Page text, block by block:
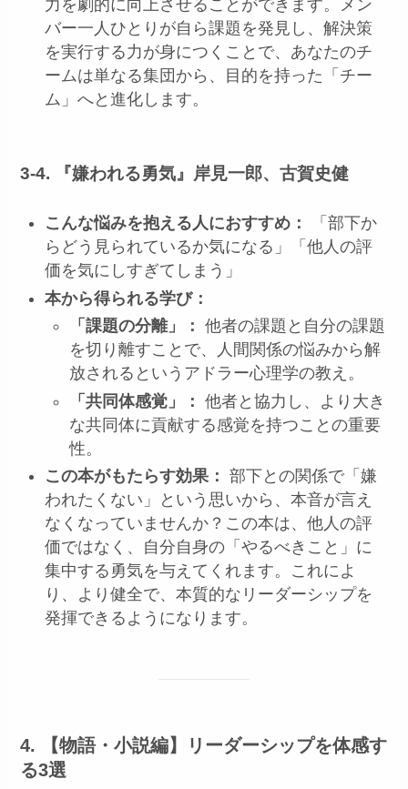
力を劇的に向上させることができます。メン
バー一人ひとりが自ら課題を発見し、解決策
を実行する力が身につくことで、あなたのチ
ームは単なる集団から、目的を持った「チー
ム」へと進化します。
3-4. 『嫌われる勇気』岸見一郎、古賀史健
こんな悩みを抱える人におすすめ：
「部下か
らどう見られているか気になる」「他人の評
価を気にしすぎてしまう」
本から得られる学び：
「課題の分離」： 他者の課題と自分の課題
を切り離すことで、人間関係の悩みから解
放されるというアドラー心理学の教え。
「共同体感覚」： 他者と協力し、より大き
な共同体に貢献する感覚を持つことの重要
性。
この本がもたらす効果： 部下との関係で「嫌
われたくない」という思いから、本音が言え
なくなっていませんか？この本は、他人の評
価ではなく、自分自身の「やるべきこと」に
集中する勇気を与えてくれます。これによ
り、より健全で、本質的なリーダーシップを
発揮できるようになります。
4. 【物語・小説編】リーダーシップを体感す
る3選